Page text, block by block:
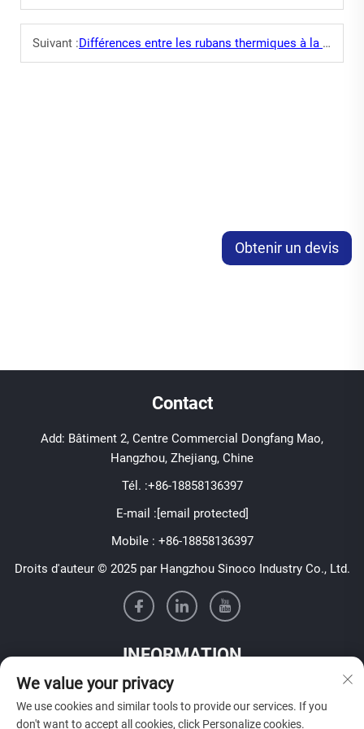
Suivant :Différences entre les rubans thermiques à la cire et à la résine
Obtenir un devis
Contact
Add: Bâtiment 2, Centre Commercial Dongfang Mao,
Hangzhou, Zhejiang, Chine
Tél. :+86-18858136397
E-mail :[email protected]
Mobile : +86-18858136397
Droits d'auteur © 2025 par Hangzhou Sinoco Industry Co., Ltd.
INFORMATION
Inscrivez-vous pour recevoir notre newsletter hebdomadaire
We value your privacy
We use cookies and similar tools to provide our services. If you
don't want to accept all cookies, click Personalize cookies.